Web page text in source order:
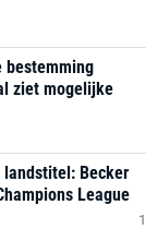
bestemming
ziet mogelijke
landstitel: Becker
League
1